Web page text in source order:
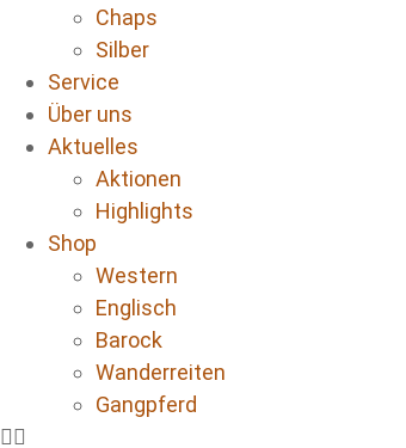
Chaps
Silber
Service
Über uns
Aktuelles
Aktionen
Highlights
Shop
Western
Englisch
Barock
Wanderreiten
Gangpferd